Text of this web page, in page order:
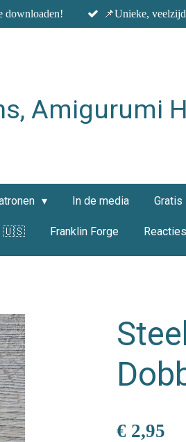
downloaden! 📌Unieke,
Amigurumi
In de media Gratis
🇺🇸 Franklin Forge Reacties
€ 2,95